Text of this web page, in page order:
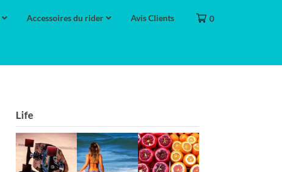
0
Accessoires du rider Avis Clients
Life